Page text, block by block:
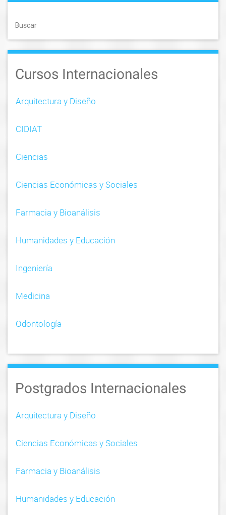
s
n
a
g
a
o
n
Buscar
Cursos Internacionales
Arquitectura y Diseño
CIDIAT
Ciencias
Ciencias Económicas y Sociales
Farmacia y Bioanálisis
Humanidades y Educación
Ingeniería
Medicina
Odontología
Postgrados Internacionales
Arquitectura y Diseño
Ciencias Económicas y Sociales
Farmacia y Bioanálisis
Humanidades y Educación